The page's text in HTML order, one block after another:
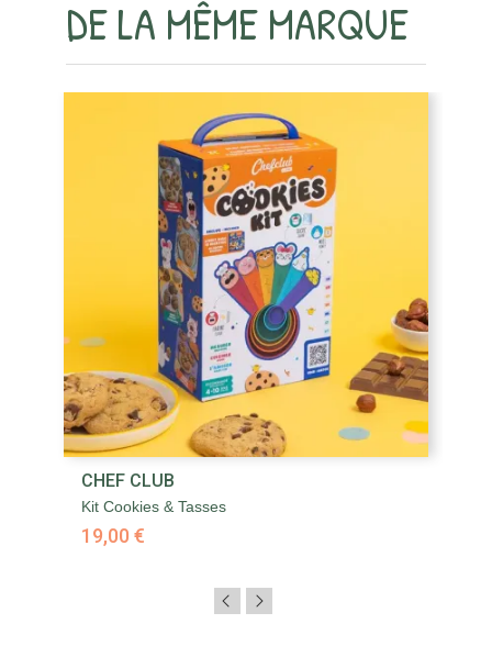
DE LA MÊME MARQUE
CHEF CLUB
Kit Cookies & Tasses
19,00 €